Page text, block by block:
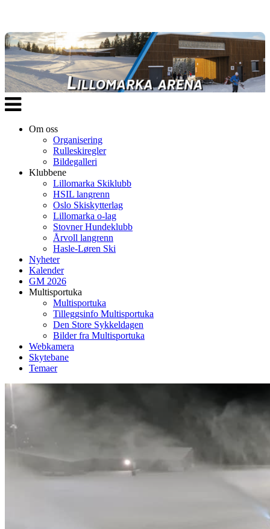
Veksle
navigasjon
Om oss
Organisering
Rulleskiregler
Bildegalleri
Klubbene
Lillomarka Skiklubb
HSIL langrenn
Oslo Skiskytterlag
Lillomarka o-lag
Stovner Hundeklubb
Årvoll langrenn
Hasle-Løren Ski
Nyheter
Kalender
GM 2026
Multisportuka
Multisportuka
Tilleggsinfo Multisportuka
Den Store Sykkeldagen
Bilder fra Multisportuka
Webkamera
Skytebane
Temaer